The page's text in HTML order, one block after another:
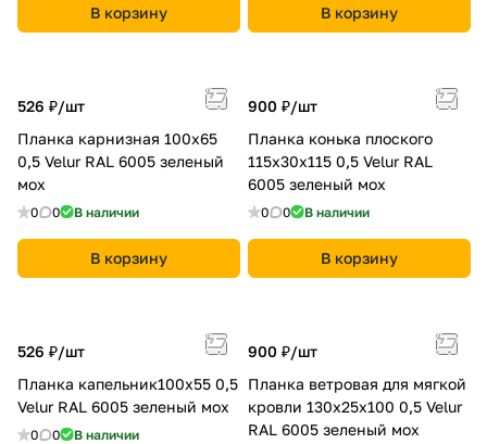
В корзину В корзину
526 ₽/шт
Планка карнизная 100х65
0,5 Velur RAL 6005 зеленый
мох
0 0 В наличии
В корзину
900 ₽/шт
Планка конька плоского
115х30х115 0,5 Velur RAL
6005 зеленый мох
0 0 В наличии
В корзину
526 ₽/шт
Планка капельник100х55 0,5
Velur RAL 6005 зеленый мох
0 0 В наличии
900 ₽/шт
Планка ветровая для мягкой
кровли 130х25х100 0,5 Velur
RAL 6005 зеленый мох